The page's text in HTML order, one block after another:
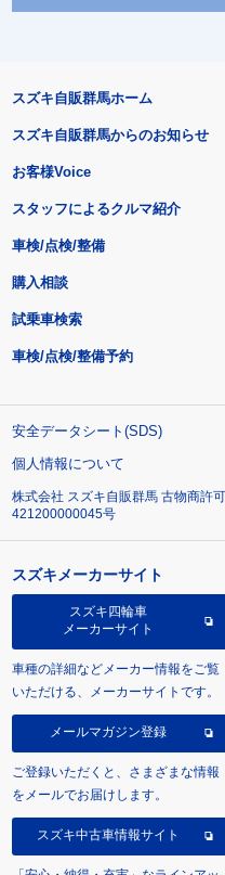
スズキ自販群馬ホーム
スズキ自販群馬からのお知らせ
お客様Voice
スタッフによるクルマ紹介
車検/点検/整備
購入相談
試乗車検索
車検/点検/整備予約
安全データシート(SDS)
個人情報について
株式会社 スズキ自販群馬 古物商許
421200000045号
スズキメーカーサイト
スズキ四輪車
メーカーサイト
車種の詳細などメーカー情報をご覧
いただける、メーカーサイトです。
メールマガジン登録
ご登録いただくと、さまざまな情報
をメールでお届けします。
スズキ中古車情報サイト